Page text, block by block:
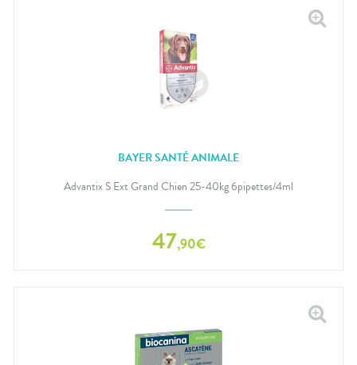
BAYER SANTÉ ANIMALE
Advantix S Ext Grand Chien 25-40kg 6pipettes/4ml
47,90€